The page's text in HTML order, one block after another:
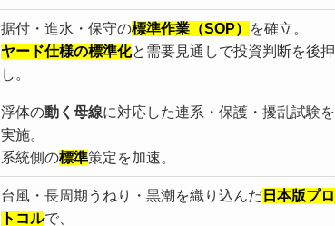
据付・進水・保守の標準作業（SOP）
を確立。
ヤード仕様の標準化と需要見通しで投資判断を後押
し。
浮体の動く母線に対応した連系・保護・擾乱試験を
実施。
系統側の標準策定を加速。
台風・長周期うねり・黒潮を織り込んだ 日本版プロ
トコルで、